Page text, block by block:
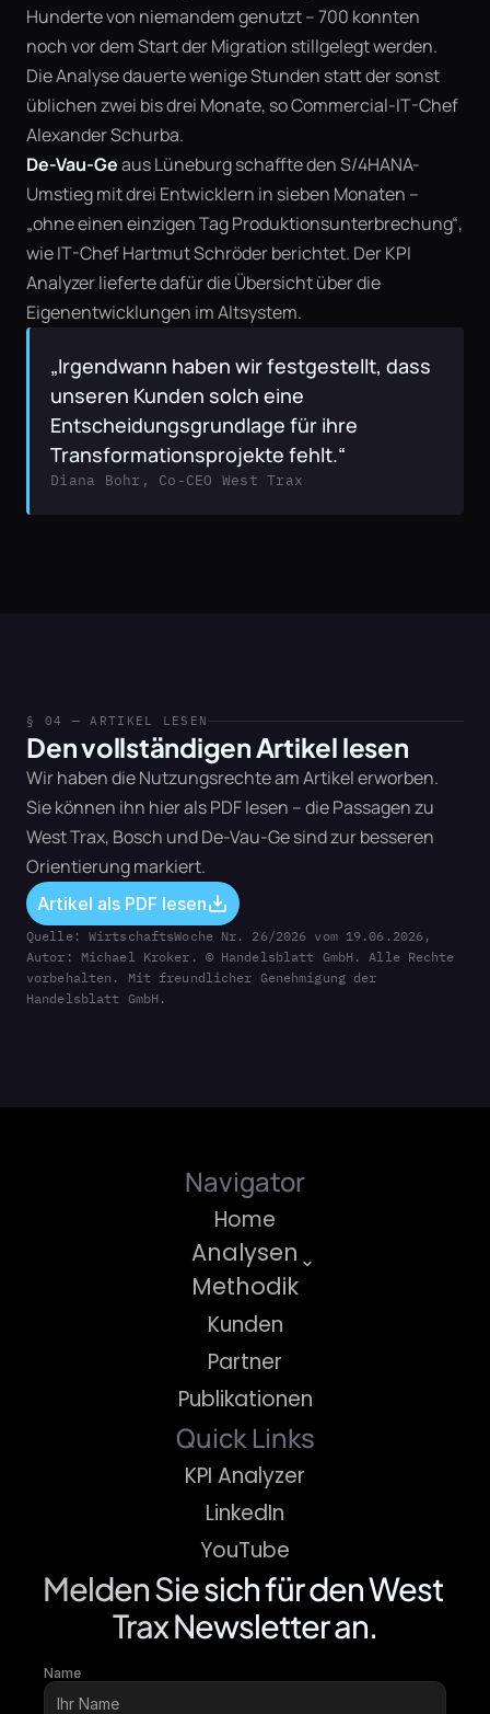
Hunderte von niemandem genutzt – 700 konnten
noch vor dem Start der Migration stillgelegt werden.
Die Analyse dauerte wenige Stunden statt der sonst
üblichen zwei bis drei Monate, so Commercial-IT-Chef
Alexander Schurba.
De-Vau-Ge aus Lüneburg schaffte den S/4HANA-
Umstieg mit drei Entwicklern in sieben Monaten –
„ohne einen einzigen Tag Produktionsunterbrechung“,
wie IT-Chef Hartmut Schröder berichtet. Der KPI
Analyzer lieferte dafür die Übersicht über die
Eigenentwicklungen im Altsystem.
„Irgendwann haben wir festgestellt, dass
unseren Kunden solch eine
Entscheidungsgrundlage für ihre
Transformationsprojekte fehlt.“
Diana Bohr, Co-CEO West Trax
§ 04 — ARTIKEL LESEN
Den vollständigen Artikel lesen
Wir haben die Nutzungsrechte am Artikel erworben.
Sie können ihn hier als PDF lesen – die Passagen zu
West Trax, Bosch und De-Vau-Ge sind zur besseren
Orientierung markiert.
Artikel als PDF lesen
Quelle: WirtschaftsWoche Nr. 26/2026 vom 19.06.2026,
Autor: Michael Kroker. © Handelsblatt GmbH. Alle Rechte
vorbehalten. Mit freundlicher Genehmigung der
Handelsblatt GmbH.
Melden Sie sich für den West
Trax Newsletter an.
Name
Navigator
Home
Analysen
Methodik
Kunden
Partner
Publikationen
Quick Links
KPI Analyzer
LinkedIn
YouTube